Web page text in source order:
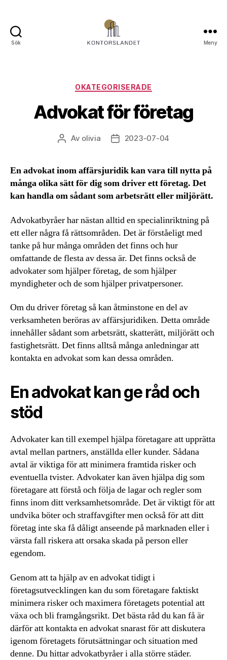
Sök Meny
Kategorier
OKATEGORISERADE
Advokat för företag
Inläggsförfattare
Av olivia Inläggsdatum
2023-07-04
En advokat inom affärsjuridik kan vara till nytta på
många olika sätt för dig som driver ett företag. Det
kan handla om sådant som arbetsrätt eller miljörätt.
Advokatbyråer har nästan alltid en specialinriktning på
ett eller några få rättsområden. Det är förståeligt med
tanke på hur många områden det finns och hur
omfattande de flesta av dessa är. Det finns också de
advokater som hjälper företag, de som hjälper
myndigheter och de som hjälper privatpersoner.
Om du driver företag så kan åtminstone en del av
verksamheten beröras av affärsjuridiken. Detta område
innehåller sådant som arbetsrätt, skatterätt, miljörätt och
fastighetsrätt. Det finns alltså många anledningar att
kontakta en advokat som kan dessa områden.
En advokat kan ge råd och
stöd
Advokater kan till exempel hjälpa företagare att upprätta
avtal mellan partners, anställda eller kunder. Sådana
avtal är viktiga för att minimera framtida risker och
eventuella tvister. Advokater kan även hjälpa dig som
företagare att förstå och följa de lagar och regler som
finns inom ditt verksamhetsområde. Det är viktigt för att
undvika böter och straffavgifter men också för att ditt
företag inte ska få dåligt anseende på marknaden eller i
värsta fall riskera att orsaka skada på person eller
egendom.
Genom att ta hjälp av en advokat tidigt i
företagsutvecklingen kan du som företagare faktiskt
minimera risker och maximera företagets potential att
växa och bli framgångsrikt. Det bästa råd du kan få är
därför att kontakta en advokat snarast för att diskutera
igenom företagets förutsättningar och situation med
denne. Du hittar advokatbyråer i alla större städer.